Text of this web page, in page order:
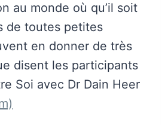
au monde où qu’il soit
de toutes petites
en donner de très
disent les participants
Soi avec Dr Dain Heer